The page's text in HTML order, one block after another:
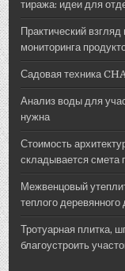
тиража: идеи для
Практический
мониторинга
Садовая техника
Анализ воды для
нужна
Стоимость
складывается смета
Межвенцовый
теплого деревянного
Тротуарная плитка,
благоустроить